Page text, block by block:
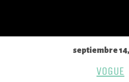
septiembre
VOGUE